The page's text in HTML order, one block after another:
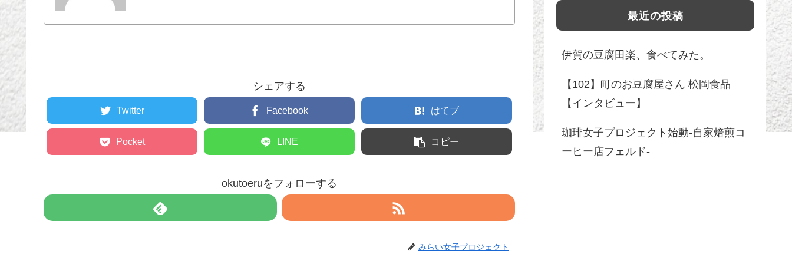
シェアする
Twitter Facebook はてブ
Pocket LINE コピー
okutoeruをフォローする
みらい女子プロジェクト
最近の投稿
伊賀の豆腐田楽、食べてみた。
【102】町のお豆腐屋さん 松岡食品
【インタビュー】
珈琲女子プロジェクト始動-自家焙煎コ
ーヒー店フェルド-